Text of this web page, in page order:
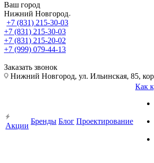
Ваш город
Нижний Новгород
+7 (831) 215-30-03
+7 (831) 215-30-03
+7 (831) 215-20-02
+7 (999) 079-44-13
Заказать звонок
Нижний Новгород, ул. Ильинская, 85,
Акции
Бренды Блог Проектирование
Как